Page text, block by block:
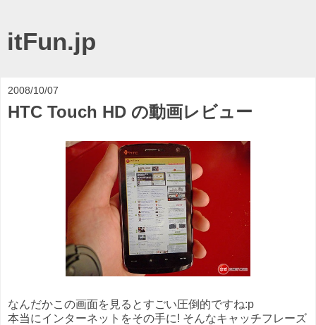
itFun.jp
2008/10/07
HTC Touch HD の動画レビュー
なんだかこの画面を見るとすごい圧倒的ですね:p
本当にインターネットをその手に! そんなキャッチフレーズ